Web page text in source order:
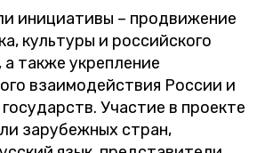
инициативы – продвижение
культуры и российского
а также укрепление
взаимодействия России и
Участие в проекте
зарубежных стран,